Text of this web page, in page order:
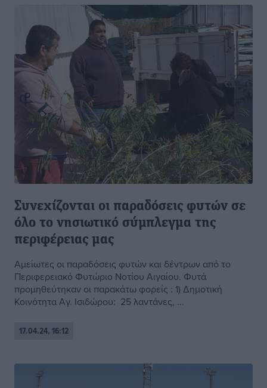
Συνεχίζονται οι παραδόσεις φυτών σε
όλο το νησιωτικό σύμπλεγμα της
περιφέρειας μας
Αμείωτες οι παραδόσεις φυτών και δέντρων από το
Περιφερειακό Φυτώριο Νοτίου Αιγαίου. Φυτά
προμηθεύτηκαν οι παρακάτω φορείς : 1) Δημοτική
Κοινότητα Αγ. Ισιδώρου: 25 λαντάνες, ...
17.04.24, 16:12